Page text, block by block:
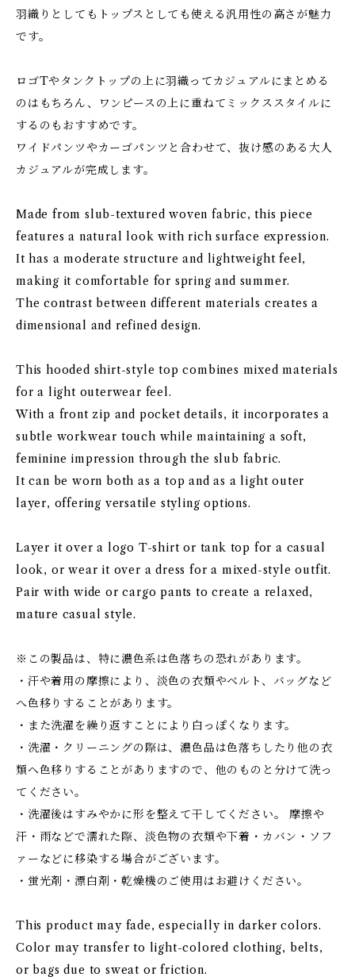
羽織りとしてもトップスとしても使える汎用性の高さが魅力
です。
ロゴTやタンクトップの上に羽織ってカジュアルにまとめる
のはもちろん、ワンピースの上に重ねてミックススタイルに
するのもおすすめです。
ワイドパンツやカーゴパンツと合わせて、抜け感のある大人
カジュアルが完成します。
Made from slub-textured woven fabric, this piece
features a natural look with rich surface expression.
It has a moderate structure and lightweight feel,
making it comfortable for spring and summer.
The contrast between different materials creates a
dimensional and refined design.
This hooded shirt-style top combines mixed materials
for a light outerwear feel.
With a front zip and pocket details, it incorporates a
subtle workwear touch while maintaining a soft,
feminine impression through the slub fabric.
It can be worn both as a top and as a light outer
layer, offering versatile styling options.
Layer it over a logo T-shirt or tank top for a casual
look, or wear it over a dress for a mixed-style outfit.
Pair with wide or cargo pants to create a relaxed,
mature casual style.
※この製品は、特に濃色系は色落ちの恐れがあります。
・汗や着用の摩擦により、淡色の衣類やベルト、バッグなど
へ色移りすることがあります。
・また洗濯を繰り返すことにより白っぽくなります。
・洗濯・クリーニングの際は、濃色品は色落ちしたり他の衣
類へ色移りすることがありますので、他のものと分けて洗っ
てください。
・洗濯後はすみやかに形を整えて干してください。 摩擦や
汗・雨などで濡れた際、淡色物の衣類や下着・カバン・ソフ
ァーなどに移染する場合がございます。
・蛍光剤・漂白剤・乾燥機のご使用はお避けください。
This product may fade, especially in darker colors.
Color may transfer to light-colored clothing, belts,
or bags due to sweat or friction.